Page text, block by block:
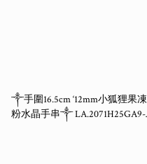
༒手圍16.5cm ‘12mm小狐狸果凍
粉水晶手串༒ LA.2071H25GA9-